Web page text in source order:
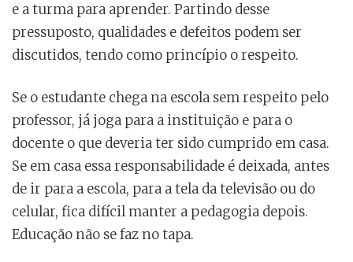
e a turma para aprender. Partindo desse
pressuposto, qualidades e defeitos podem ser
discutidos, tendo como princípio o respeito.
Se o estudante chega na escola sem respeito pelo
professor, já joga para a instituição e para o
docente o que deveria ter sido cumprido em casa.
Se em casa essa responsabilidade é deixada, antes
de ir para a escola, para a tela da televisão ou do
celular, fica difícil manter a pedagogia depois.
Educação não se faz no tapa.